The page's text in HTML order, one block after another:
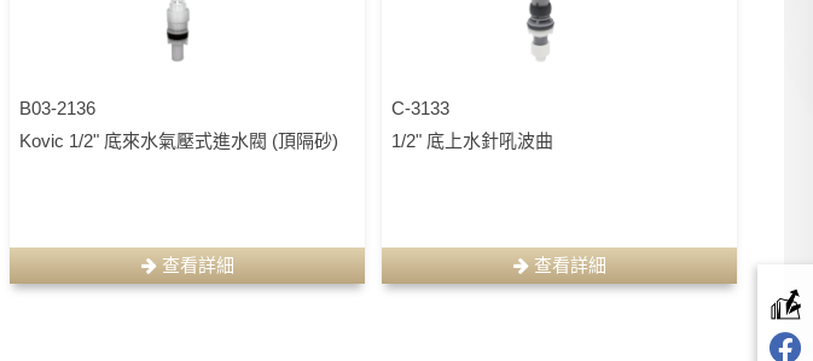
B03-2136
Kovic 1/2" 底來水氣壓式進水閥 (頂隔砂)
查看詳細
C-3133
1/2" 底上水針吼波曲
查看詳細